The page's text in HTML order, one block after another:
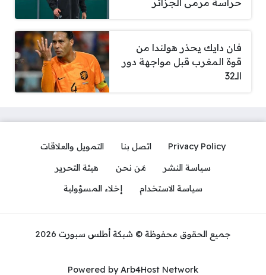
حراسة مرمى الجزائر
فان دايك يحذر هولندا من
قوة المغرب قبل مواجهة دور
الـ32
Privacy Policy اتصل بنا
التمويل والعلاقات
سياسة النشر
مَن نحن
هيئة التحرير
سياسة الاستخدام
إخلاء المسؤولية
جميع الحقوق محفوظة © شبكة أطلس سبورت 2026
Powered by Arb4Host Network